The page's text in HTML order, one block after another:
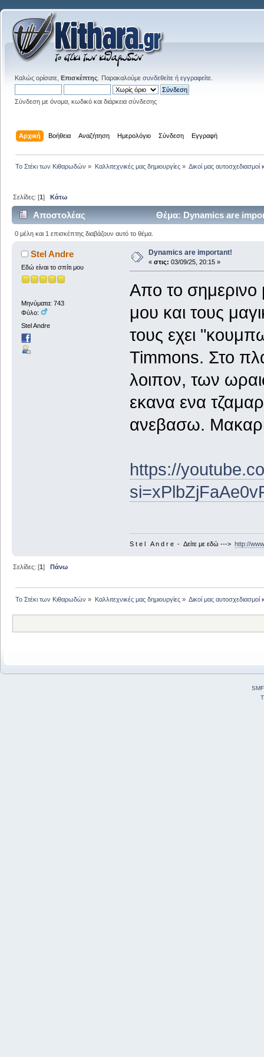
Καλώς ορίσατε, Επισκέπτης . Παρακαλούμε συνδεθείτε ή εγγραφείτε
Σύνδεση με όνομα, κωδικό και διάρκεια σύνδεσης
Αρχική Βοήθεια Αναζήτηση Ημερολόγιο Σύνδεση Εγγραφή
Το Στέκι των Κιθαρωδών » Καλλιτεχνικές μας δημιουργίες» Δικοί μας αυτοσχεδιασμοί
Σελίδες: [1]Κάτω
Αποστολέας Θέμα: Dynamics are
0 μέλη και 1 επισκέπτης διαβάζουν αυτό το θέμα.
Stel Andre
Εδώ είναι το σπίτι μου
Μηνύματα: 743
Φύλο:
Stel Andre
Dynamics are important!
« στις: 03/09/25, 20:15 »
Απο το σημερινο
μου και τους
τους εχει
Timmons. Στο
λοιπον, των
εκανα ενα
ανεβασω.
https://
S t e l A n d r e - Δείτε με εδώ ---> http://
Σελίδες: [1] Πάνω
Το Στέκι των Κιθαρωδών » Καλλιτεχνικές μας δημιουργίες» Δικοί μας αυτοσχεδιασμοί